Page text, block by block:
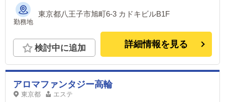
勤務地
東京都八王子市旭町6-3 カドキビルB1F
検討中に追加 詳細情報を見る
アロマファンタジー高輪
東京都 エステ